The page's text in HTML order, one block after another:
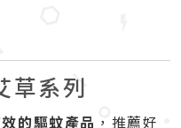
草系列
的驅蚊產品 ，推薦好